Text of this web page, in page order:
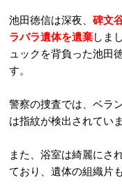
池田徳信は深夜、 碑文
ラバラ遺体を遺棄しま
ュックを背負った池田
す。
警察の捜査では、ベラ
は指紋が検出されていま
また、浴室は綺麗にさ
ており、遺体の組織片